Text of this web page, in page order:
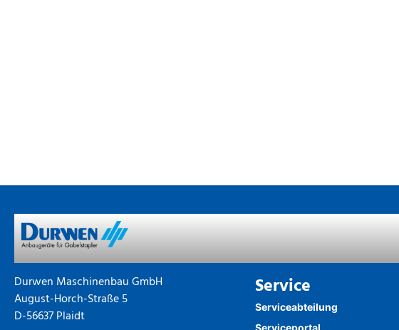
Durwen Maschinenbau GmbH
August-Horch-Straße 5
D-56637 Plaidt
Service
Serviceabteilung
Serviceportal